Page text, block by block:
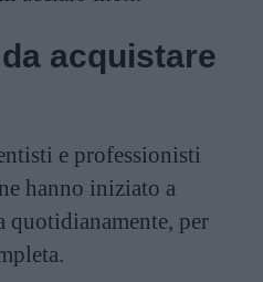
acquistare
e professionisti
hanno iniziato a
per